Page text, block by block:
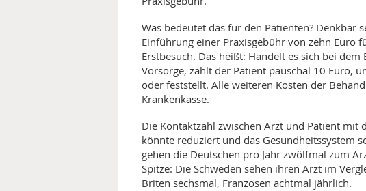
HOMÖOPATHIE
KALIFORNISCHE
NATURHEILKUNDE
GIFTSTOFFE
KRANKHEITEN VON A-ZANGST
MEDIZINISCHE FACHBEGRIFFE
PRÄVENTION UND ALTER
SYMPTOME UND DIAGNOSE
Was bedeutet das für den Patienten? Denkbar
Einführung einer Praxisgebühr von zehn Euro
Erstbesuch. Das heißt: Handelt es sich bei
Vorsorge, zahlt der Patient pauschal 10 Euro,
oder feststellt. Alle weiteren Kosten der
Krankenkasse.
Die Kontaktzahl zwischen Arzt und Patient mit
könnte reduziert und das Gesundheitssystem
gehen die Deutschen pro Jahr zwölfmal zum
Spitze: Die Schweden sehen ihren Arzt im
Briten sechsmal, Franzosen achtmal jährlich.